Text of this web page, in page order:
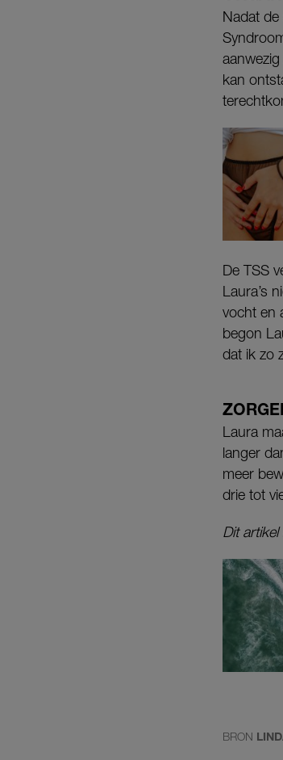
Nadat
kan
De TSS
Laura’s
vocht en
begon
dat ik zo
Laura
langer
meer
drie tot
Dit
BRON